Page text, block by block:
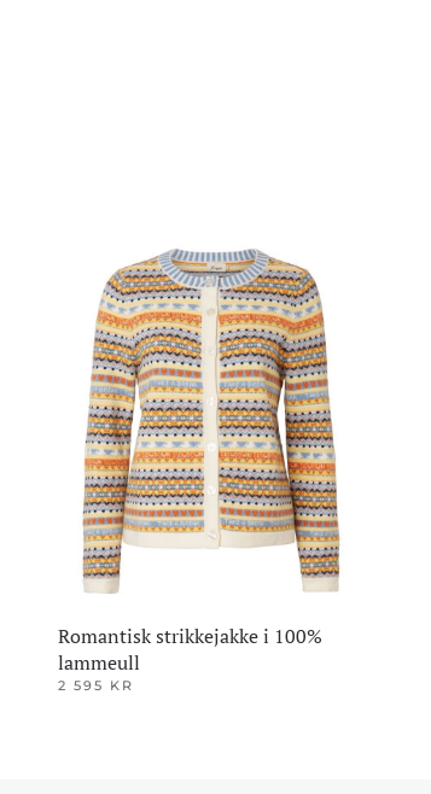
Romantisk strikkejakke i 100%
lammeull
2 595 KR